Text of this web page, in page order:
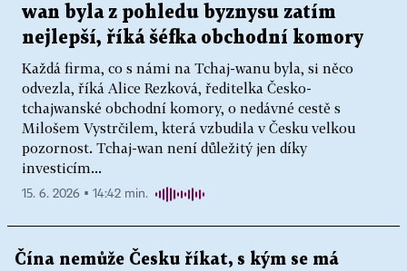
wan byla z pohledu byznysu zatím
nejlepší, říká šéfka obchodní komory
Každá firma, co s námi na Tchaj-wanu byla, si něco
odvezla, říká Alice Rezková, ředitelka Česko-
tchajwanské obchodní komory, o nedávné cestě s
Milošem Vystrčilem, která vzbudila v Česku velkou
pozornost. Tchaj-wan není důležitý jen díky
investicím...
15. 6. 2026 ▪ 14:42 min.
Čína nemůže Česku říkat, s kým se má